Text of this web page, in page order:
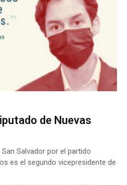
de Nuevas
Salvador por el partido
es el segundo vicepresidente de